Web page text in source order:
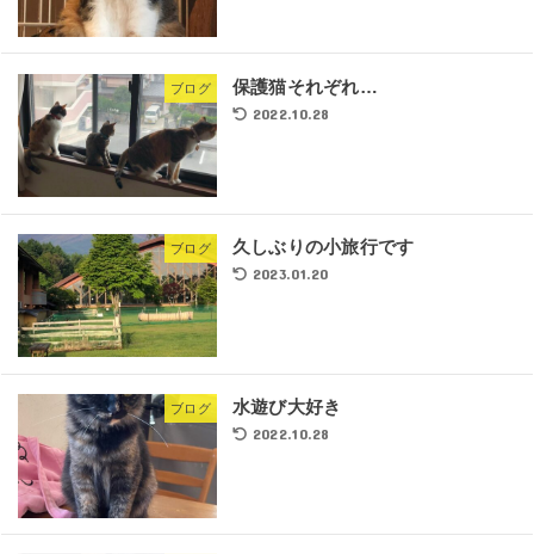
ブログ 保護猫それぞれ…
2022.10.28
ブログ 久しぶりの小旅行です
2023.01.20
ブログ 水遊び大好き
2022.10.28